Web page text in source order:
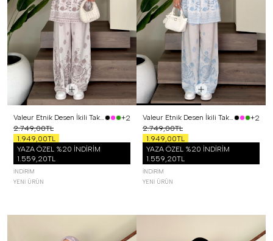
Valeur Etnik Desen İkili Takım Kahverengi
+2
2.749,00TL
1.949,00TL
YAZA ÖZEL %20 İNDİRİM
1.559,20TL
İNDIRIM
YENI ÜRÜN
Valeur Etnik Desen İkili Takım Mavi
+2
2.749,00TL
1.949,00TL
YAZA ÖZEL %20 İNDİRİM
1.559,20TL
İNDIRIM
YENI ÜRÜN